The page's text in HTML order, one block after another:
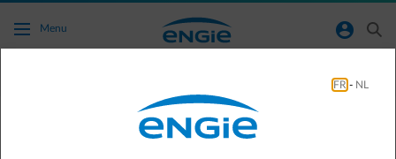
Ga naar de hoofdinhoud
Menu normal-account-circle search
Allerlei
FR - NL